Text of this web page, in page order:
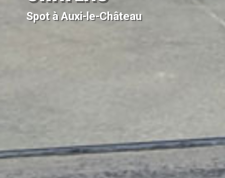
Spot à Auxi-le-Château